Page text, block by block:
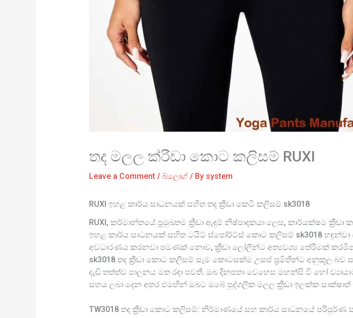
තද මලල ක්රීඩා කොට කලිසම් RUXI
Leave a Comment / බ්ලොග්/ By system
RUXI ඉහළ කාර්ය සාධනයක් සහිත තද ක්‍රීඩා කෙටි කලිසම් sk3018
RUXI, කර්මාන්තයේ ප්‍රමුඛතම ක්‍රීඩා ඇඳුම් නිෂ්පාදකයා ලෙස, කාර්යක්ෂම
ඉහළ කාර්ය සාධනයක් සහිත ටයිට් ස්පෝර්ට්ස් කොට කලිසම් sk3018 හඳුන්වා
අවධාරණය කරනවා පමණක් නොව, ක්‍රීඩා ලෝලීන්ට අත්‍යවශ්‍ය තේරීමක්
sk3018 තද ක්‍රීඩා කොට කලිසම් සෑම කොටසක්ම උසස් ප්‍රමිතීන්ට අනුකූල බව
දැඩි තත්ත්ව පාලනය මත රඳා පවතී. ඔබ දිනපතා වෙහෙස මහන්සි වී හෝ
සහය ලබා දෙන අතර එමඟින් ඔබට ඔබේ පුද්ගලික මලල ක්‍රීඩා ඉලක්ක
TW3018 තද ක්‍රීඩා කොට කලිසම්: නිර්මාණයේ සහ කාර්ය සාධනයේ පරිපූර්ණ